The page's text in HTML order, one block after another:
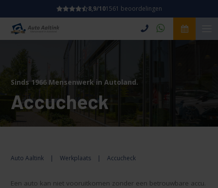
8,9/101561 beoordelingen
Sinds 1966 Mensenwerk in Autoland.
Accucheck
Auto Aaltink | Werkplaats | Accucheck
Een auto kan niet vooruitkomen zonder een betrouwbare accu.